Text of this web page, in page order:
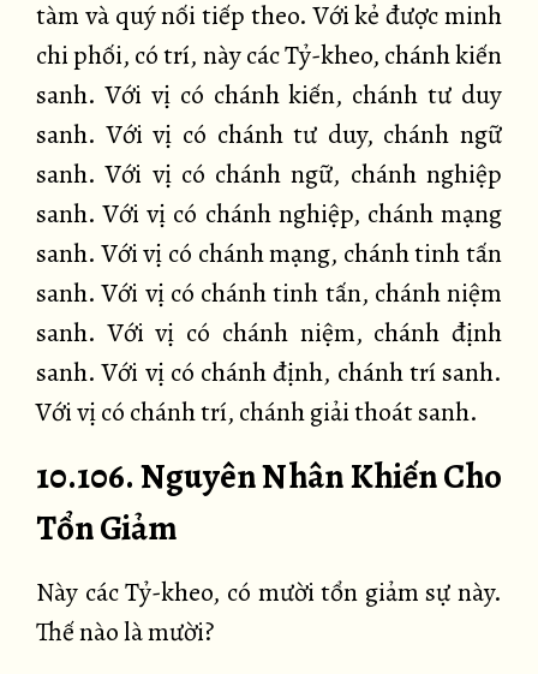
tàm và quý nối tiếp theo. Với kẻ được minh
chi phối, có trí, này các Tỷ-kheo, chánh kiến
sanh. Với vị có chánh kiến, chánh tư duy
sanh. Với vị có chánh tư duy, chánh ngữ
sanh. Với vị có chánh ngữ, chánh nghiệp
sanh. Với vị có chánh nghiệp, chánh mạng
sanh. Với vị có chánh mạng, chánh tinh tấn
sanh. Với vị có chánh tinh tấn, chánh niệm
sanh. Với vị có chánh niệm, chánh định
sanh. Với vị có chánh định, chánh trí sanh.
Với vị có chánh trí, chánh giải thoát sanh.
10.106. Nguyên Nhân Khiến Cho
Tổn Giảm
Này các Tỷ-kheo, có mười tổn giảm sự này.
Thế nào là mười?